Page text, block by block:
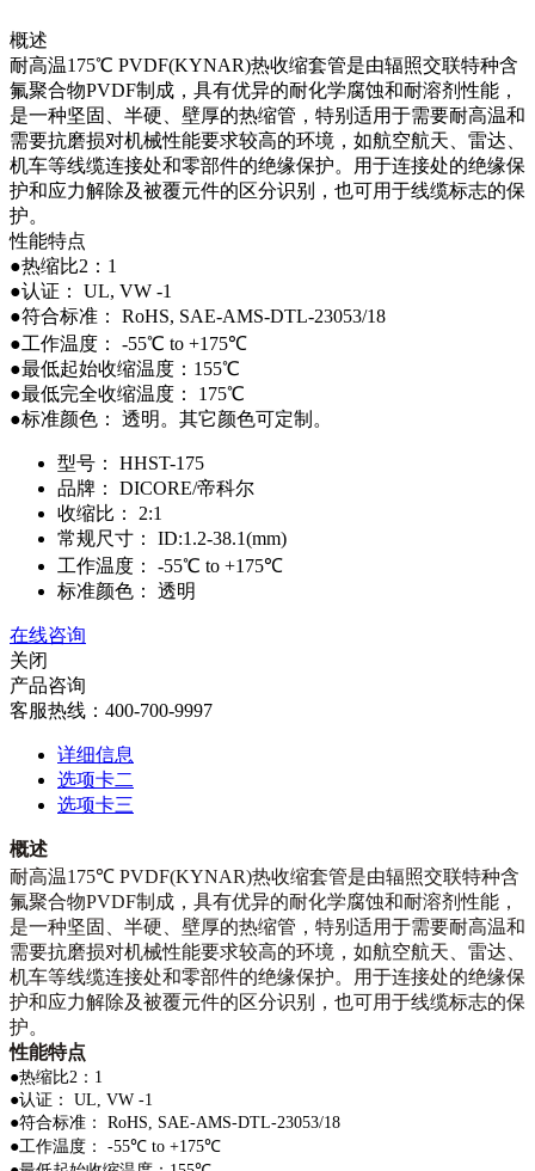
概述
耐高温175℃ PVDF(KYNAR)热收缩套管是由辐照交联特种含
氟聚合物PVDF制成，具有优异的耐化学腐蚀和耐溶剂性能，
是一种坚固、半硬、壁厚的热缩管，特别适用于需要耐高温和
需要抗磨损对机械性能要求较高的环境，如航空航天、雷达、
机车等线缆连接处和零部件的绝缘保护。用于连接处的绝缘保
护和应力解除及被覆元件的区分识别，也可用于线缆标志的保
护。
性能特点
●热缩比2：1
●认证： UL, VW -1
●符合标准： RoHS, SAE-AMS-DTL-23053/18
●工作温度： -55℃ to +175℃
●最低起始收缩温度：155℃
●最低完全收缩温度： 175℃
●标准颜色： 透明。其它颜色可定制。
型号：
HHST-175
品牌：
DICORE/帝科尔
收缩比：
2:1
常规尺寸：
ID:1.2-38.1(mm)
工作温度：
-55℃ to +175℃
标准颜色：
透明
在线咨询
关闭
产品咨询
客服热线：400-700-9997
详细信息
选项卡二
选项卡三
概述
耐高温175℃ PVDF(KYNAR)热收缩套管是由辐照交联特种含
氟聚合物PVDF制成，具有优异的耐化学腐蚀和耐溶剂性能，
是一种坚固、半硬、壁厚的热缩管，特别适用于需要耐高温和
需要抗磨损对机械性能要求较高的环境，如航空航天、雷达、
机车等线缆连接处和零部件的绝缘保护。用于连接处的绝缘保
护和应力解除及被覆元件的区分识别，也可用于线缆标志的保
护。
性能特点
●热缩比2 ： 1
●认证：
UL, VW -1
●符合标准：
RoHS, SAE-AMS-DTL-23053/18
●工作温度： -55℃ to +175℃